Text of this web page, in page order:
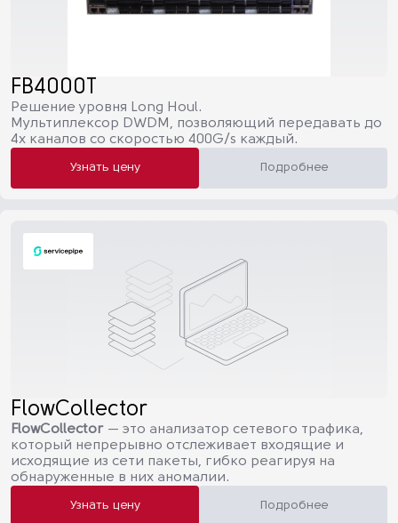
FB4000T
Решение уровня Long Houl.
Мультиплексор DWDM, позволяющий передавать до
4х каналов со скоростью 400G/s каждый.
Узнать цену Подробнее
FlowCollector
FlowCollector— это анализатор сетевого трафика,
который непрерывно отслеживает входящие и
исходящие из сети пакеты, гибко реагируя на
обнаруженные в них аномалии.
Узнать цену Подробнее